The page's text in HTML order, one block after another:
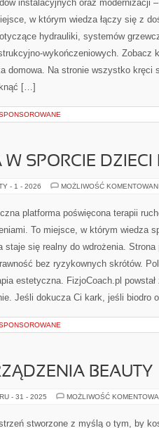
instalacyjnych oraz modernizacji
w którym wiedza łączy się z
hydrauliki, systemów
wykończeniowych. Zobacz
domowa. Na stronie wszystko kręci
[…]
W SPORCIE
- 1 - 2026 MOŻLIWOŚĆ
platforma poświęcona terapii
To miejsce, w którym wiedza
staje się realny do wdrożenia. Strona
bez ryzykownych skrótów.
estetyczna. FizjoCoach.pl
Jeśli dokucza Ci kark, jeśli biodro
BEAUTY
- 31 - 2025 MOŻLIWOŚĆ
stworzone z myślą o tym, by